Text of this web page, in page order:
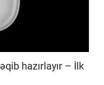
hazırlayır – İlk